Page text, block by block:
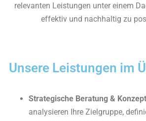
relevanten Leistungen unter einem
effektiv und nachhaltig zu
Unsere Leistungen im
Strategische Beratung &
analysieren Ihre Zielgruppe,